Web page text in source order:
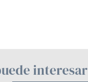
interesar